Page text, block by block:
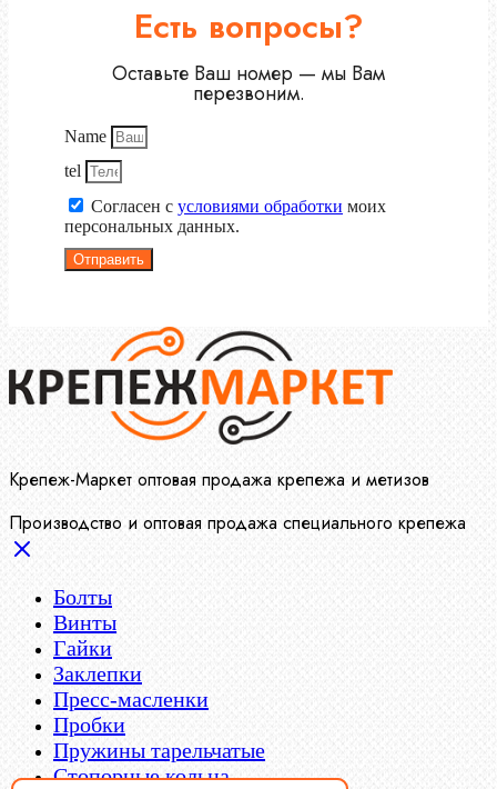
Есть вопросы?
Оставьте Ваш номер — мы Вам
перезвоним.
Name
tel
Согласен с условиями обработки моих
персональных данных.
Отправить
Крепеж-Маркет оптовая продажа крепежа и метизов
Производство и оптовая продажа специального крепежа
Болты
Винты
Гайки
Заклепки
Пресс-масленки
Пробки
Пружины тарельчатые
Стопорные кольца